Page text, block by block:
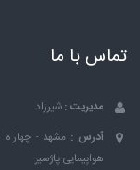
تماس با ما
مدیریت : شیرزاد
آدرس : مشهد -
هواپیمایی پاژسیر